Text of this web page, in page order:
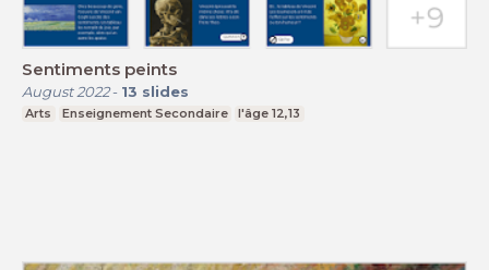
Sentiments peints
August 2022- 13 slides
Arts Enseignement Secondaire l'âge 12,13